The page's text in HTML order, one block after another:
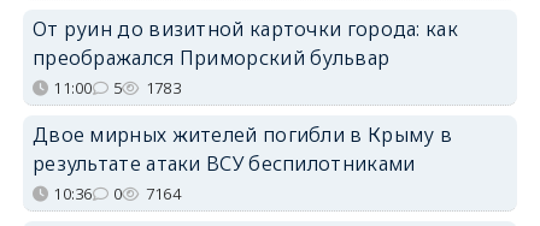
От руин до визитной карточки города: как
преображался Приморский бульвар
11:00 5 1783
Двое мирных жителей погибли в Крыму в
результате атаки ВСУ беспилотниками
10:36 0 7164